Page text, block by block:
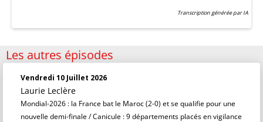
Transcription générée par IA
Les autres épisodes
Vendredi 10 Juillet 2026
Laurie Leclère
Mondial-2026 : la France bat le Maroc (2-0) et se qualifie pour une
nouvelle demi-finale / Canicule : 9 départements placés en vigilance